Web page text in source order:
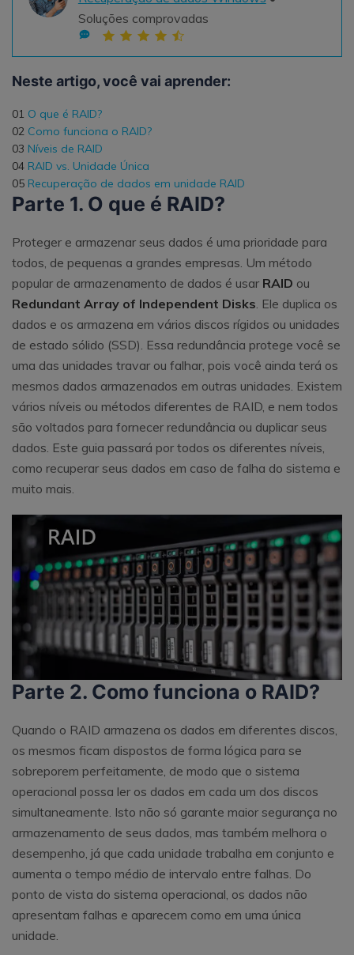
Outros Produtos
UBackit - Backup de Dados
Soluções comprovadas
Neste artigo, você vai aprender:
01 O que é RAID?
02 Como funciona o RAID?
03 Níveis de RAID
04 RAID vs. Unidade Única
05 Recuperação de dados em unidade RAID
Parte 1. O que é RAID?
Proteger e armazenar seus dados é uma prioridade para
todos, de pequenas a grandes empresas. Um método
popular de armazenamento de dados é usar RAID ou
Redundant Array of Independent Disks . Ele duplica os
dados e os armazena em vários discos rígidos ou unidades
de estado sólido (SSD) . Essa redundância protege você se
uma das unidades travar ou falhar, pois você ainda terá os
mesmos dados armazenados em outras unidades. Existem
vários níveis ou métodos diferentes de RAID, e nem todos
são voltados para fornecer redundância ou duplicar seus
dados. Este guia passará por todos os diferentes níveis,
como recuperar seus dados em caso de falha do sistema e
muito mais.
Parte 2. Como funciona o RAID?
Quando o RAID armazena os dados em diferentes discos,
os mesmos ficam dispostos de forma lógica para se
sobreporem perfeitamente, de modo que o sistema
operacional possa ler os dados em cada um dos discos
simultaneamente. Isto não só garante maior segurança no
armazenamento de seus dados, mas também melhora o
desempenho, já que cada unidade trabalha em conjunto e
aumenta o tempo médio de intervalo entre falhas. Do
ponto de vista do sistema operacional, os dados não
apresentam falhas e aparecem como em uma única
unidade.